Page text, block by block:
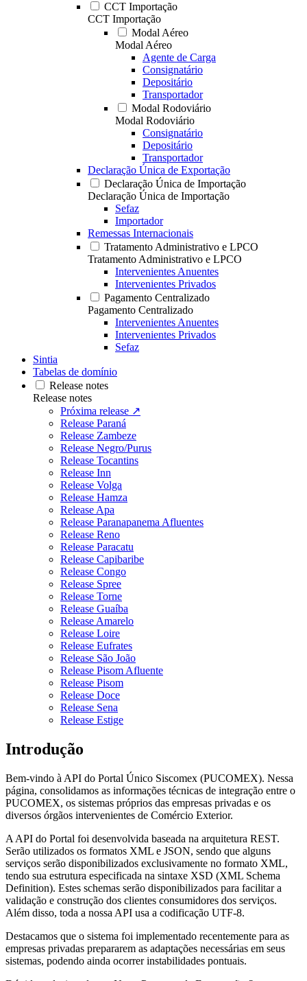
CCT Importação
CCT Importação
Modal Aéreo
Modal Aéreo
Agente de Carga
Consignatário
Depositário
Transportador
Modal Rodoviário
Modal Rodoviário
Consignatário
Depositário
Transportador
Declaração Única de Exportação
Declaração Única de Importação
Declaração Única de Importação
Sefaz
Importador
Remessas Internacionais
Tratamento Administrativo e LPCO
Tratamento Administrativo e LPCO
Intervenientes Anuentes
Intervenientes Privados
Pagamento Centralizado
Pagamento Centralizado
Intervenientes Anuentes
Intervenientes Privados
Sefaz
Sintia
Tabelas de domínio
Release notes
Release notes
Próxima release ↗
Release Paraná
Release Zambeze
Release Negro/Purus
Release Tocantins
Release Inn
Release Volga
Release Hamza
Release Apa
Release Paranapanema Afluentes
Release Reno
Release Paracatu
Release Capibaribe
Release Congo
Release Spree
Release Torne
Release Guaíba
Release Amarelo
Release Loire
Release Eufrates
Release São João
Release Pisom Afluente
Release Pisom
Release Doce
Release Sena
Release Estige
Introdução
Bem-vindo à API do Portal Único Siscomex (PUCOMEX). Nessa
página, consolidamos as informações técnicas de integração entre o
PUCOMEX, os sistemas próprios das empresas privadas e os
diversos órgãos intervenientes de Comércio Exterior.
A API do Portal foi desenvolvida baseada na arquitetura REST.
Serão utilizados os formatos XML e JSON, sendo que alguns
serviços serão disponibilizados exclusivamente no formato XML,
tendo sua estrutura especificada na sintaxe XSD (XML Schema
Definition). Estes schemas serão disponibilizados para facilitar a
validação e construção dos clientes consumidores dos serviços.
Além disso, toda a nossa API usa a codificação UTF-8.
Destacamos que o sistema foi implementado recentemente para as
empresas privadas prepararem as adaptações necessárias em seus
sistemas, podendo ainda ocorrer instabilidades pontuais.